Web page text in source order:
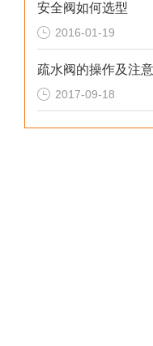
安全阀如何选型
2016-01-19
疏水阀的操作及注
2017-09-18